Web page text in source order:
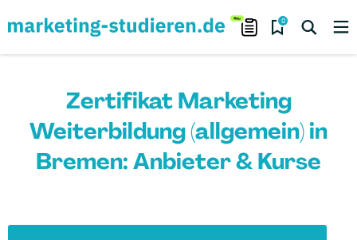
0
Zertifikat Marketing
Weiterbildung (allgemein) in
Bremen: Anbieter & Kurse